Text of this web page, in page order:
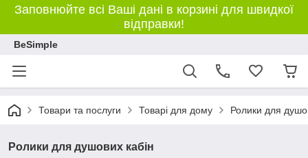
Заповнюйте всі Ваші дані в корзині для швидкої
відправки!
BeSimple
Товари та послуги Товарі для дому Ролики для
Ролики для душових кабін